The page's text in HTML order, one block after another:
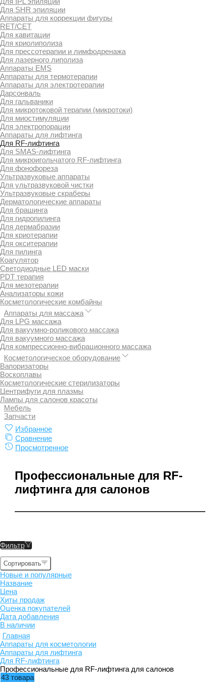
Для SHR эпиляции
Аппараты для коррекции фигуры
RET/CET
Для кавитации
Для криолиполиза
Для прессотерапии и лимфодренажа
Для лазерного липолиза
Аппараты EMS
Аппараты для термотерапии
Аппараты для электротерапии
Дарсонваль
Для гальваники
Для микротоковой терапии (микротоки)
Для миостимуляции
Для электропорации
Аппараты для лифтинга
Для RF-лифтинга
Для SMAS-лифтинга
Для микроигольчатого RF-лифтинга
Для фонофореза
Ультразвуковые аппараты
Для ультразвуковой чистки
Ультразвуковые скраберы
Дерматологические аппараты
Для брашинга
Для гидропилинга
Для дермабразии
Для криотерапии
Для окситерапии
Для пилинга
Коагулятор
Светодиодные LED маски
PDT терапия
Для мезотерапии
Анализаторы кожи
Косметологические комбайны
Аппараты для массажа
Для LPG массажа
Для вакуумно-роликового массажа
Для вакуумного массажа
Для компрессионно-вибрационного массажа
Косметологическое оборудование
Вапоризаторы
Воскоплавы
Косметологические стерилизаторы
Центрифуги для плазмы
Лампы для салонов красоты
Мебель
Запчасти
Избранное
Сравнение
Просмотренное
Профессиональные для RF-
лифтинга для салонов
Фильтр
Сортировать
Новые и популярные
Название
Цена
Хиты продаж
Оценка покупателей
Дата добавления
В наличии
Главная
Аппараты для косметологии
Аппараты для лифтинга
Для RF-лифтинга
Профессиональные для RF-лифтинга для салонов
43 товара